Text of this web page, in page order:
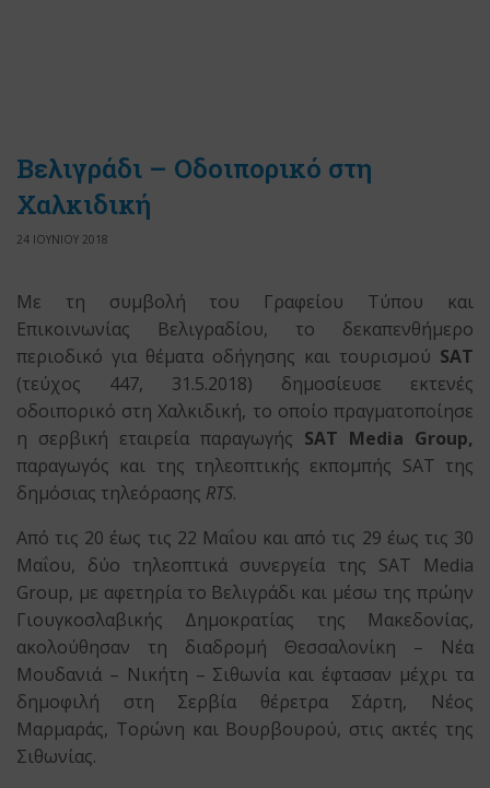
Βελιγράδι – Οδοιπορικό στη
Χαλκιδική
24 ΙΟΥΝΙΟΥ 2018
Με τη συμβολή του Γραφείου Τύπου και
Επικοινωνίας Βελιγραδίου, το δεκαπενθήμερο
περιοδικό για θέματα οδήγησης και τουρισμού SAT
(τεύχος 447, 31.5.2018) δημοσίευσε εκτενές
οδοιπορικό στη Χαλκιδική, το οποίο πραγματοποίησε
η σερβική εταιρεία παραγωγής SAT Media Group,
παραγωγός και της τηλεοπτικής εκπομπής SAT της
δημόσιας τηλεόρασης RTS.
Από τις 20 έως τις 22 Μαΐου και από τις 29 έως τις 30
Μαΐου, δύο τηλεοπτικά συνεργεία της SAT Media
Group, με αφετηρία το Βελιγράδι και μέσω της πρώην
Γιουγκοσλαβικής Δημοκρατίας της Μακεδονίας,
ακολούθησαν τη διαδρομή Θεσσαλονίκη – Νέα
Μουδανιά – Νικήτη – Σιθωνία και έφτασαν μέχρι τα
δημοφιλή στη Σερβία θέρετρα Σάρτη, Νέος
Μαρμαράς, Τορώνη και Βουρβουρού, στις ακτές της
Σιθωνίας.